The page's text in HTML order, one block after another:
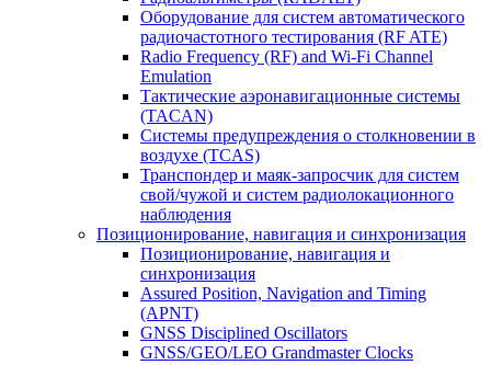
Оборудование для систем автоматического
радиочастотного тестирования (RF ATE)
Radio Frequency (RF) and Wi-Fi Channel
Emulation
Тактические аэронавигационные системы
(TACAN)
Системы предупреждения о столкновении в
воздухе (TCAS)
Транспондер и маяк-запросчик для систем
свой/чужой и систем радиолокационного
наблюдения
Позиционирование, навигация и синхронизация
Позиционирование, навигация и
синхронизация
Assured Position, Navigation and Timing
(APNT)
GNSS Disciplined Oscillators
GNSS/GEO/LEO Grandmaster Clocks